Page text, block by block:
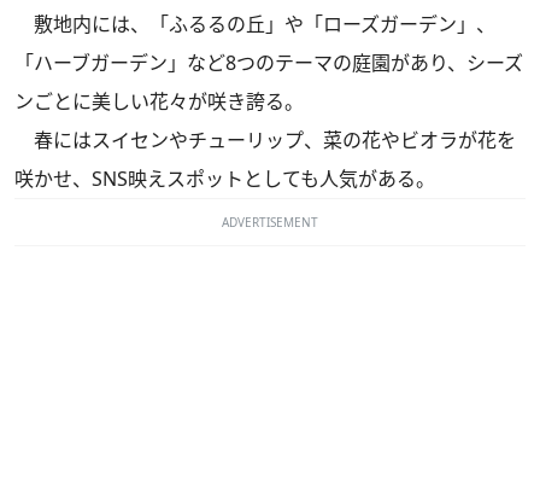
敷地内には、「ふるるの丘」や「ローズガーデン」、
「ハーブガーデン」など8つのテーマの庭園があり、シーズ
ンごとに美しい花々が咲き誇る。
春にはスイセンやチューリップ、菜の花やビオラが花を
咲かせ、SNS映えスポットとしても人気がある。
ADVERTISEMENT